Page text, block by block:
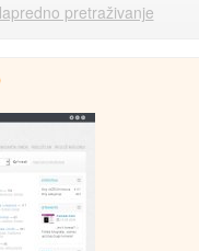
pretraživanje